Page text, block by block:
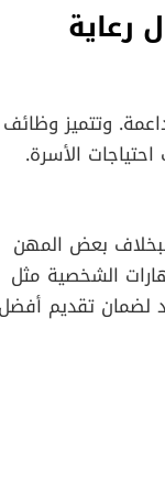
رعاية
وتتميز وظائف
الأسرة.
بعض المهن
الشخصية مثل
لضمان تقديم أفضل